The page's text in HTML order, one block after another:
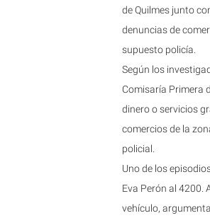
de Quilmes junto
denuncias de
supuesto policía.
Según los
Comisaría Primera
dinero o servicios
comercios de la
policial.
Uno de los
Eva Perón al 4200.
vehículo,